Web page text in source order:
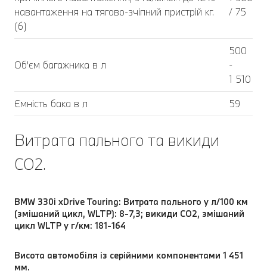
навантаження на тягово-зчіпний пристрій кг.
(6)
/ 75
Об'єм багажника в л
500
-
1 510
Ємність бака в л
59
Витрата пального та викиди
CO2.
BMW 330i xDrive Touring: Витрата пального у л/100 км
(змішаний цикл, WLTP): 8-7,3; викиди CO2, змішаний
цикл WLTP у г/км: 181-164
Висота автомобіля із серійними компонентами 1 451
мм.